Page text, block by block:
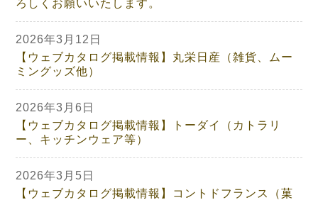
ろしくお願いいたします。
2026年3月12日
【ウェブカタログ掲載情報】丸栄日産（雑貨、ムー
ミングッズ他）
2026年3月6日
【ウェブカタログ掲載情報】トーダイ（カトラリ
ー、キッチンウェア等）
2026年3月5日
【ウェブカタログ掲載情報】コントドフランス（菓